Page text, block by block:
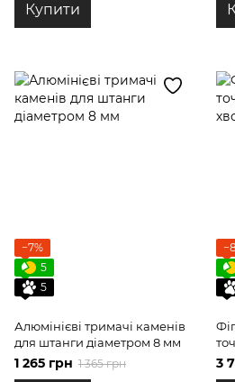
Купити
−7%
5
5
Алюмінієві тримачі каменів
для штанги діаметром 8 мм
1 265 грн 1 365 грн
точилок
3